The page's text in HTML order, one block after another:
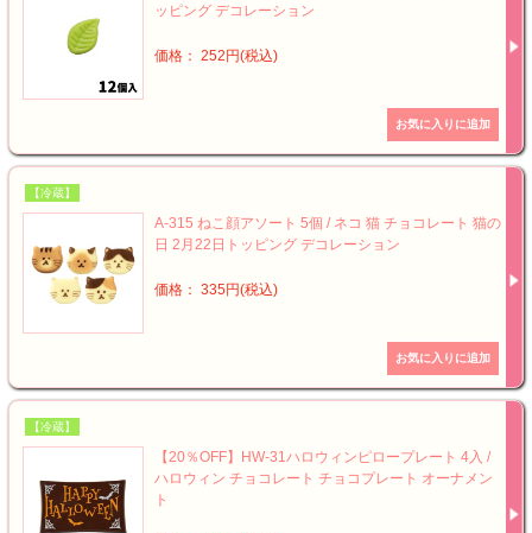
ッピング デコレーション
価格： 252円(税込)
【冷蔵】
A-315 ねこ顔アソート 5個 / ネコ 猫 チョコレート 猫の
日 2月22日トッピング デコレーション
価格： 335円(税込)
【冷蔵】
【20％OFF】HW-31ハロウィンピロープレート 4入 /
ハロウィン チョコレート チョコプレート オーナメン
ト